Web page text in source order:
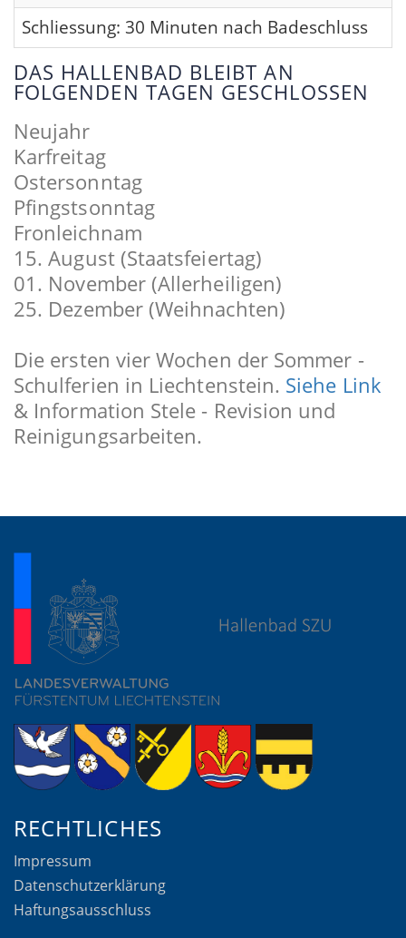
Schliessung: 30 Minuten nach Badeschluss
DAS HALLENBAD BLEIBT AN
FOLGENDEN TAGEN GESCHLOSSEN
Neujahr
Karfreitag
Ostersonntag
Pfingstsonntag
Fronleichnam
15. August (Staatsfeiertag)
01. November (Allerheiligen)
25. Dezember (Weihnachten)
Die ersten vier Wochen der Sommer -
Schulferien in Liechtenstein. Siehe Link
& Information Stele - Revision und
Reinigungsarbeiten.
RECHTLICHES
Impressum
Datenschutzerklärung
Haftungsausschluss